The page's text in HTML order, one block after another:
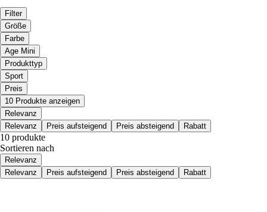
Filter
Größe
Farbe
Age Mini
Produkttyp
Sport
Preis
10 Produkte anzeigen
Relevanz
Relevanz
Preis aufsteigend Preis absteigend Rabatt
10 produkte
Sortieren nach
Relevanz
Relevanz
Preis aufsteigend Preis absteigend Rabatt